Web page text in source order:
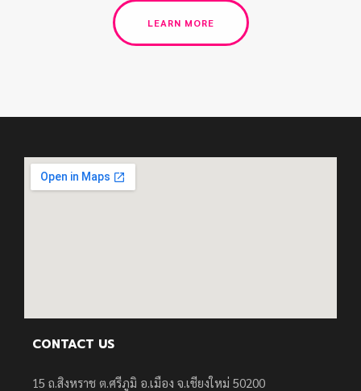
LEARN MORE
CONTACT US
15 ถ.สิงหราช ต.ศรีภูมิ อ.เมือง จ.เชียงใหม่ 50200